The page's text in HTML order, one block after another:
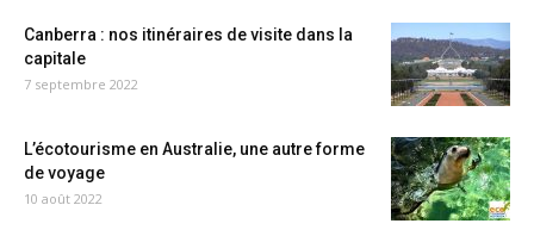
Canberra : nos itinéraires de visite dans la
capitale
7 septembre 2022
L’écotourisme en Australie, une autre forme
de voyage
10 août 2022